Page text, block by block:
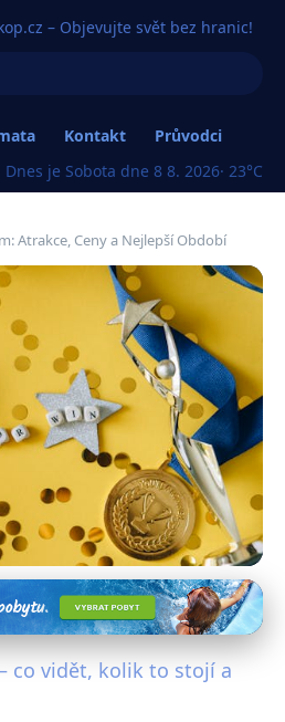
– Objevujte svět bez hranic!
Kontakt
Průvodci
Dnes je Sobota dne 8 8. 2026· 23°C
Atrakce, Ceny a Nejlepší Období
Islandem:
Nejlepší Období
co vidět, kolik to stojí a